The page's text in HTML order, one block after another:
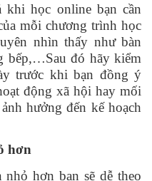
học online bạn cần
mỗi chương trình học
nhìn thấy như bàn
bếp,…Sau đó hãy kiểm
trước khi bạn đồng ý
động xã hội hay mối
hưởng đến kế hoạch
hơn
hơn bạn sẽ dễ theo